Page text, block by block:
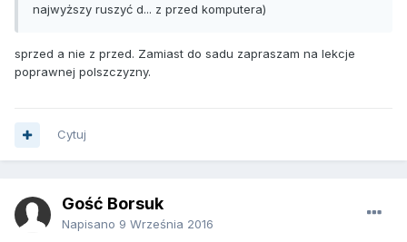
najwyższy ruszyć d... z przed komputera)
sprzed a nie z przed. Zamiast do sadu zapraszam na lekcje
poprawnej polszczyzny.
Cytuj
Gość Borsuk
Napisano 9 Września 2016